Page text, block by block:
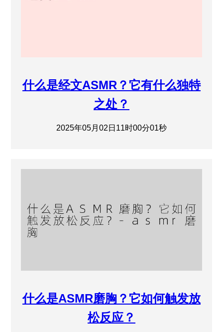
什么是经文ASMR？它有什么独特
之处？
2025年05月02日11时00分01秒
什么是ASMR磨胸？它如何触发放
松反应？